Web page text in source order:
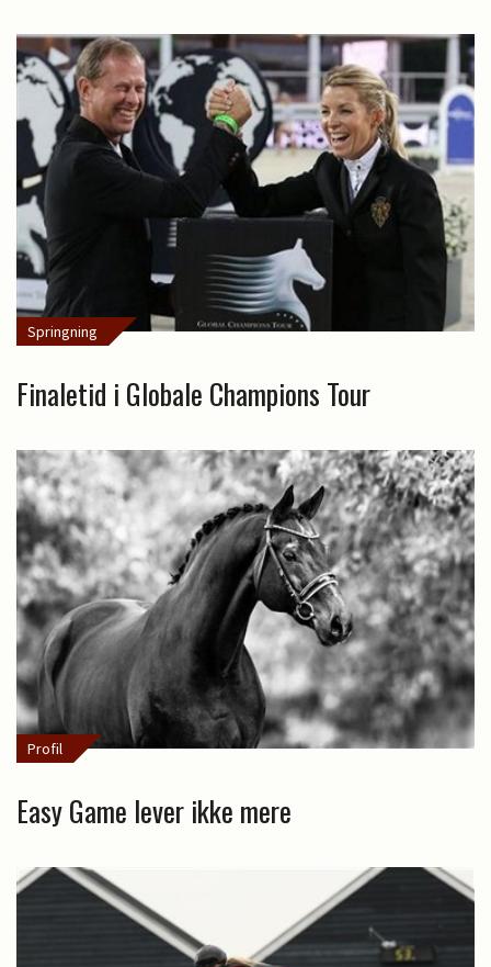
Springning
Finaletid i Globale Champions Tour
Profil
Easy Game lever ikke mere